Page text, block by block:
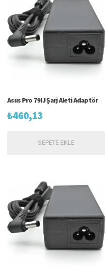
Asus Pro 79IJ Şarj Aleti Adaptör
₺460,13
SEPETE EKLE